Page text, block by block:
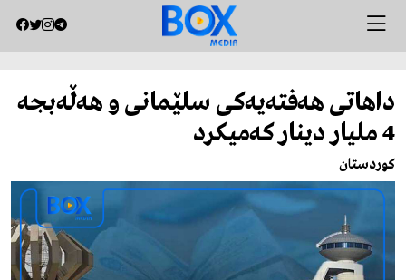
داهاتی هه‌فته‌یه‌كی‌ سلێمانی و هه‌ڵه‌بجه‌
4 ملیار دینار كه‌میكرد
کوردستان